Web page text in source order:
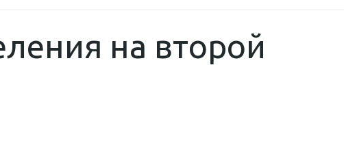
на второй